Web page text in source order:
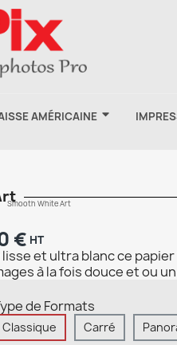
AMÉRICAINE
Smooth White Art
€ HT
et ultra blanc ce
à la fois douce et ou
de Formats
Classique Carré